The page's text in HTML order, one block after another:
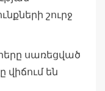
շուրջ
սառեցված
վիճում են